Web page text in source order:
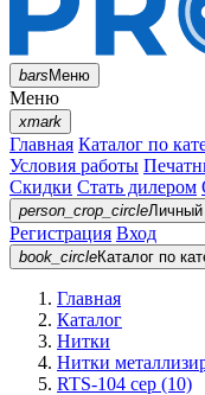
barsМеню
Меню
xmark
Главная Каталог по
Условия работы
Скидки Стать дилером
person_crop_circleЛичный
Регистрация Вход
book_circleКаталог по
Главная
Каталог
Нитки
Нитки
RTS-104 сер (10)